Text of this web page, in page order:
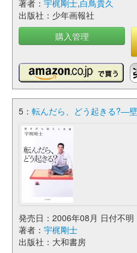
著者： 宇梶剛士,白鳥貴久
出版社：少年画報社
購入管理
5： 転んだら、どう起きる?―
発売日：2006年08月 日付不明
著者： 宇梶剛士
出版社：大和書房